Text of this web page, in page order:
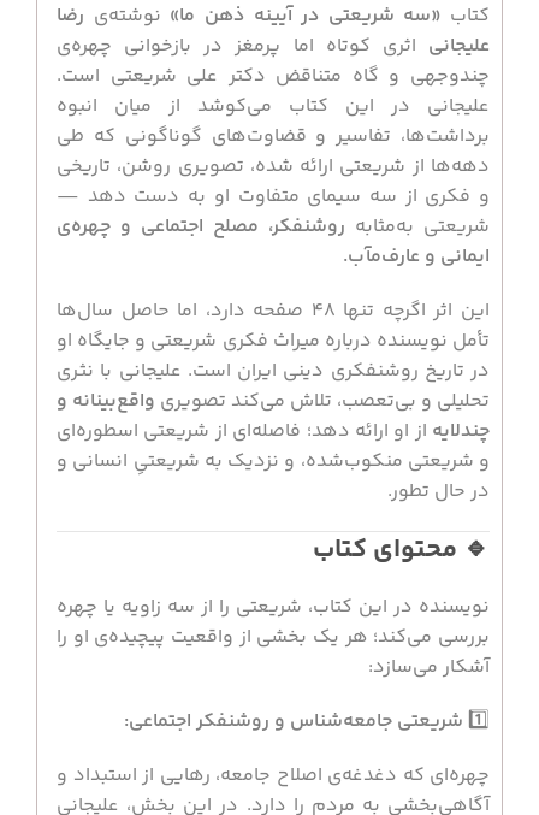
کتاب «سه شریعتی در آیینه ذهن ما» نوشته‌ی رضا
علیجانی اثری کوتاه اما پرمغز در بازخوانی چهره‌ی
چندوجهی و گاه متناقض دکتر علی شریعتی است.
علیجانی در این کتاب می‌کوشد از میان انبوه
برداشت‌ها، تفاسیر و قضاوت‌های گوناگونی که طی
دهه‌ها از شریعتی ارائه شده، تصویری روشن، تاریخی
و فکری از سه سیمای متفاوت او به دست دهد —
شریعتی به‌مثابه روشنفکر، مصلح اجتماعی و چهره‌ی
ایمانی و عارف‌مآب.
این اثر اگرچه تنها ۴۸ صفحه دارد، اما حاصل سال‌ها
تأمل نویسنده درباره میراث فکری شریعتی و جایگاه او
در تاریخ روشنفکری دینی ایران است. علیجانی با نثری
تحلیلی و بی‌تعصب، تلاش می‌کند تصویری واقع‌بینانه و
چندلایه از او ارائه دهد؛ فاصله‌ای از شریعتی اسطوره‌ای
و شریعتی منکوب‌شده، و نزدیک به شریعتیِ انسانی و
در حال تطور.
🔹 محتوای کتاب
نویسنده در این کتاب، شریعتی را از سه زاویه یا چهره
بررسی می‌کند؛ هر یک بخشی از واقعیت پیچیده‌ی او را
آشکار می‌سازد:
1️⃣ شریعتی جامعه‌شناس و روشنفکر اجتماعی:
چهره‌ای که دغدغه‌ی اصلاح جامعه، رهایی از استبداد و
آگاهی‌بخشی به مردم را دارد. در این بخش، علیجانی